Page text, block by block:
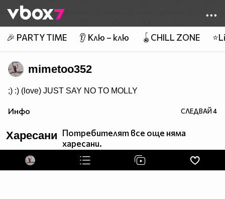
👾
🎉 PARTY TIME 👂 Клю – клю 🪀CHILL ZONE
mimetoo352
;) :) (love) JUST SAY NO TO MOLLY
Инфо СЛЕДВАЙ4
Харесани Потребителят все още няма
харесани.